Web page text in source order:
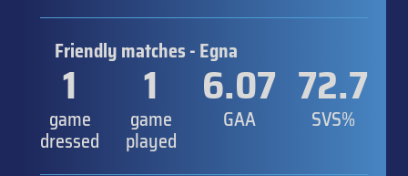
Friendly matches - Egna
1
game
dressed
1
game
played
6.07
GAA
72.7
SVS%